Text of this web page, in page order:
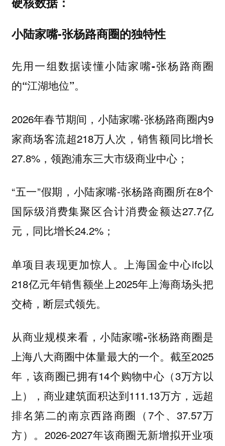
小陆家嘴-张杨路商圈的独特性
先用一组数据读懂小陆家嘴-张杨路商圈
的“江湖地位”。
2026年春节期间，小陆家嘴-张杨路商圈内9
家商场客流超218万人次，销售额同比增长
27.8%，领跑浦东三大市级商业中心；
“五一”假期，小陆家嘴-张杨路商圈所在8个
国际级消费集聚区合计消费金额达27.7亿
元，同比增长24.2%；
单项目表现更加惊人。上海国金中心ifc以
218亿元年销售额坐上2025年上海商场头把
交椅，断层式领先。
从商业规模来看，小陆家嘴-张杨路商圈是
上海八大商圈中体量最大的一个。 截至2025
年，该商圈已拥有14个购物中心（3万方以
上），商业建筑面积达到111.13万方，远超
排名第二的南京西路商圈（7个、37.57万
方）。2026-2027年该商圈无新增拟开业项